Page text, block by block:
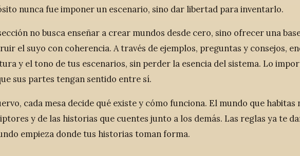
nunca fue imponer un escenario, sino dar libertad para inventarlo.
no busca enseñar a crear mundos desde cero, sino ofrecer una
el suyo con coherencia. A través de ejemplos, preguntas y consejos,
y el tono de tus escenarios, sin perder la esencia del sistema. Lo
sus partes tengan sentido entre sí.
cada mesa decide qué existe y cómo funciona. El mundo que
y de las historias que cuentes junto a los demás. Las reglas ya te
empieza donde tus historias toman forma.